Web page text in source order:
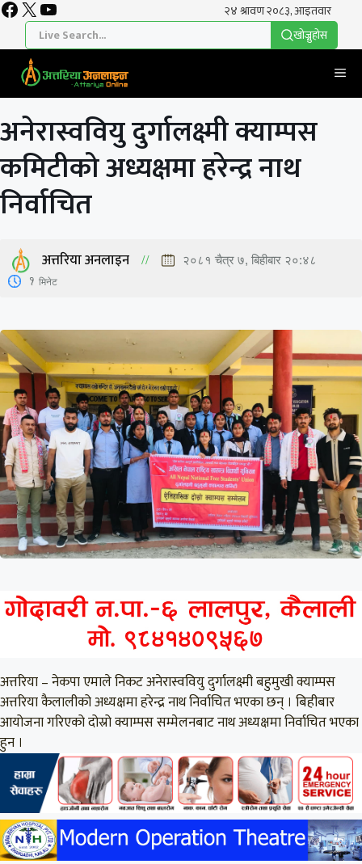
Skip
content
Facebook
X YouTube
खाेज्नुहाेस
अनेरास्ववियु दुर्गालक्ष्मी क्याम्पस
कमिटीको अध्यक्षमा हरेन्द्र नाथ
निर्वाचित
अत्तरिया अनलाइन २०८१ चैत्र ७, बिहीबार २०:४८
1 मिनेट
अत्तरिया – नेकपा एमाले निकट अनेरास्ववियु दुर्गालक्ष्मी बहुमुखी क्याम्पस
अत्तरिया कैलालीको अध्यक्षमा हरेन्द्र नाथ निर्वाचित भएका छन् । बिहीबार
आयोजना गरिएको दोस्रो क्याम्पस सम्मेलनबाट नाथ अध्यक्षमा निर्वाचित भएका
हुन ।